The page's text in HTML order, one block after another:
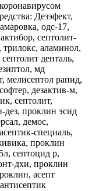
Дезэфект,
одс-17,
септолит-
трилокс, аламинол,
денталь,
мд
мелисептол рапид,
дезактив-м,
септолит,
дез, проклин эсид
демос,
специаль,
проклин
септоцид р,
дхи, проклин
асепт